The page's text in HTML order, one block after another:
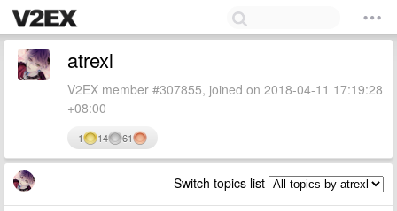
atrexl
V2EX member #307855, joined on 2018-04-11 17:19:28
+08:00
1 14 61
Switch topics list